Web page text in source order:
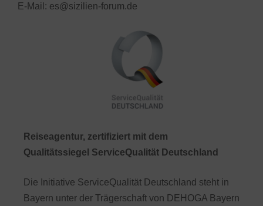
E-Mail: es@sizilien-forum.de
Reiseagentur, zertifiziert mit dem
Qualitätssiegel ServiceQualität Deutschland
Die Initiative ServiceQualität Deutschland steht in
Bayern unter der Trägerschaft von DEHOGA Bayern